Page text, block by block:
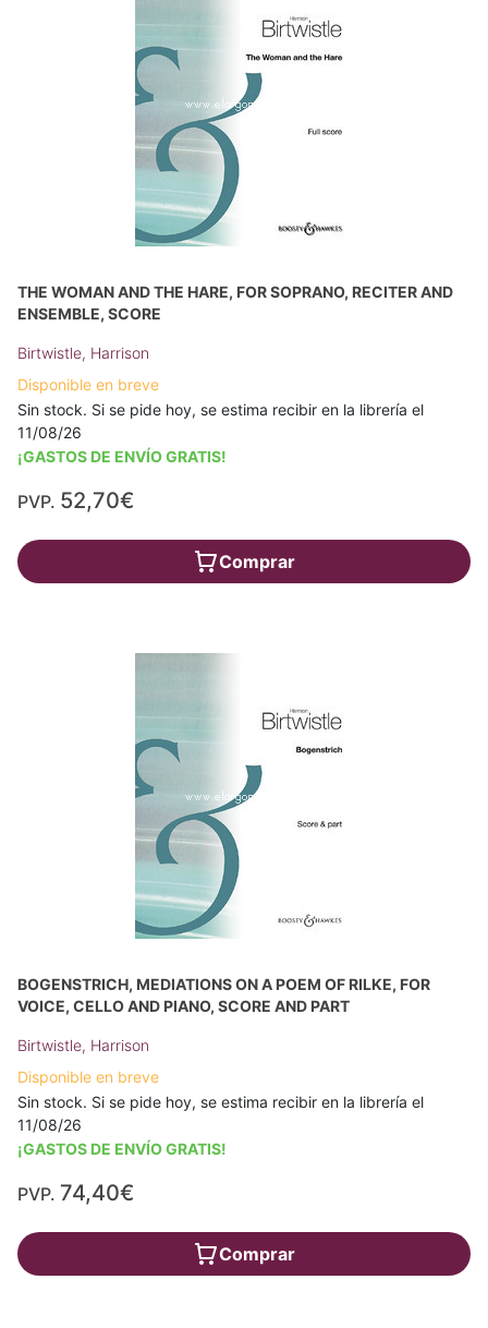
THE WOMAN AND THE HARE, FOR SOPRANO, RECITER AND
ENSEMBLE, SCORE
Birtwistle, Harrison
Disponible en breve
Sin stock. Si se pide hoy, se estima recibir en la librería el
11/08/26
¡GASTOS DE ENVÍO GRATIS!
PVP. 52,70€
Comprar
BOGENSTRICH, MEDIATIONS ON A POEM OF RILKE, FOR
VOICE, CELLO AND PIANO, SCORE AND PART
Birtwistle, Harrison
Disponible en breve
Sin stock. Si se pide hoy, se estima recibir en la librería el
11/08/26
¡GASTOS DE ENVÍO GRATIS!
PVP. 74,40€
Comprar